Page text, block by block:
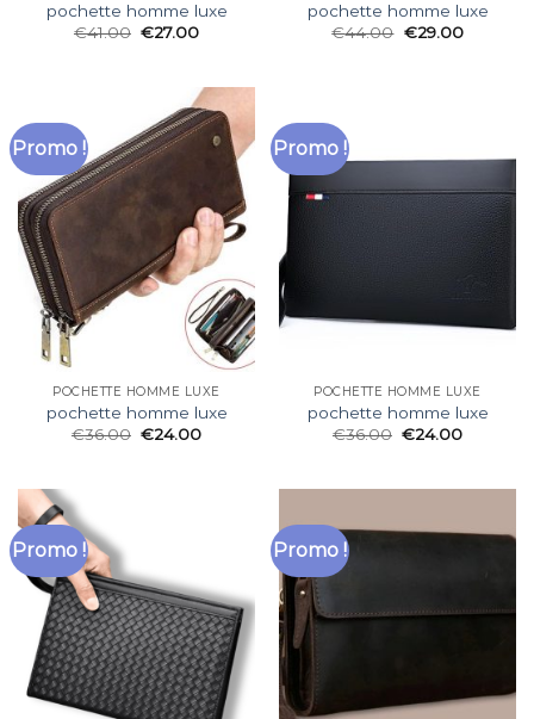
pochette homme luxe
€41.00 €27.00
pochette homme luxe
€44.00 €29.00
Promo !
POCHETTE HOMME LUXE
pochette homme luxe
€36.00 €24.00
Promo !
POCHETTE HOMME LUXE
pochette homme luxe
€36.00 €24.00
Promo ! Promo !